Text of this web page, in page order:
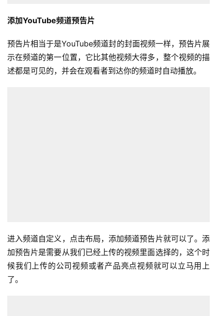
添加YouTube频道预告片
预告片相当于是YouTube频道封的封面视频一样，预告片展
示在频道的第一位置，它比其他视频大得多，整个视频的描
述都是可见的，并会在观看者到达你的频道时自动播放。
进入频道自定义，点击布局，添加频道预告片就可以了。添
加预告片是需要从我们已经上传的视频里面选择的，这个时
候我们上传的公司视频或者产品亮点视频就可以立马用上
了。